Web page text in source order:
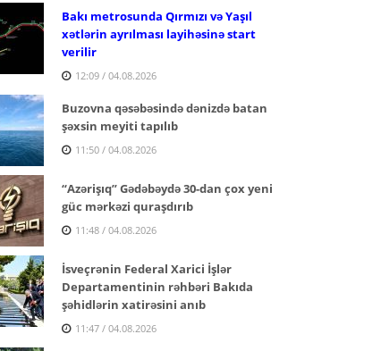
Bakı metrosunda Qırmızı və Yaşıl
xətlərin ayrılması layihəsinə start
verilir
12:09 / 04.08.2026
Buzovna qəsəbəsində dənizdə batan
şəxsin meyiti tapılıb
11:50 / 04.08.2026
“Azərişıq” Gədəbəydə 30-dan çox yeni
güc mərkəzi quraşdırıb
11:48 / 04.08.2026
İsveçrənin Federal Xarici İşlər
Departamentinin rəhbəri Bakıda
şəhidlərin xatirəsini anıb
11:47 / 04.08.2026